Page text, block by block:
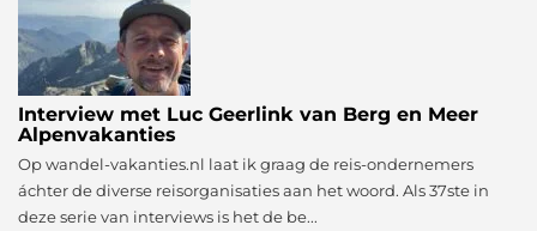
Interview met Luc Geerlink van Berg en Meer
Alpenvakanties
Op wandel-vakanties.nl laat ik graag de reis-ondernemers
áchter de diverse reisorganisaties aan het woord. Als 37ste in
deze serie van interviews is het de be...